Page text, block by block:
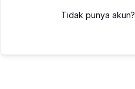
Tidak punya akun?